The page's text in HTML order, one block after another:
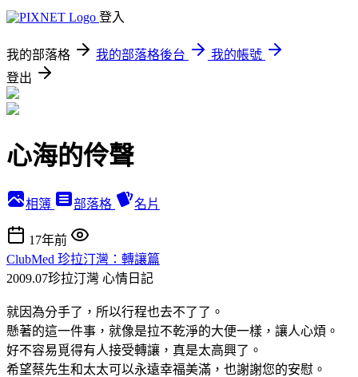
登入
我的部落格 我的部落格後台
我的帳號
登出
心海的伶聲
相簿 部落格 名片
17年前
ClubMed 珍拉汀灣：轉讓篇
2009.07珍拉汀灣 心情日記
就因為分手了，所以行程也去不了了。
懸著的這一件事，就像是拉不乾淨的大便一樣，讓人心煩。
好不容易覓得有人接受轉讓，真是太高興了。
希望蔡先生和太太可以永遠幸福美滿，也謝謝您的安慰。